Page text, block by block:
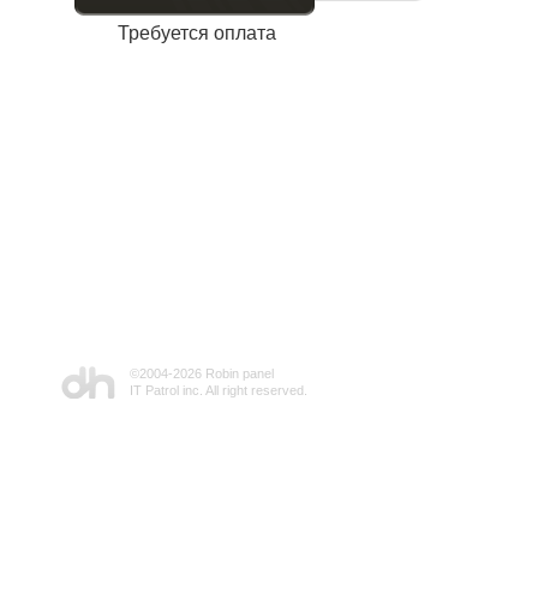
Требуется оплата
©2004-2026 Robin panel
IT Patrol inc. All right reserved.